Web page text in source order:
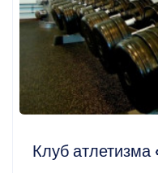
Клуб атлетизма